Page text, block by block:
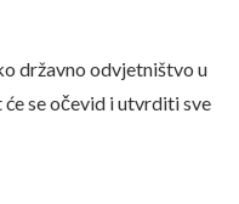
državno odvjetništvo u
se očevid i utvrditi sve